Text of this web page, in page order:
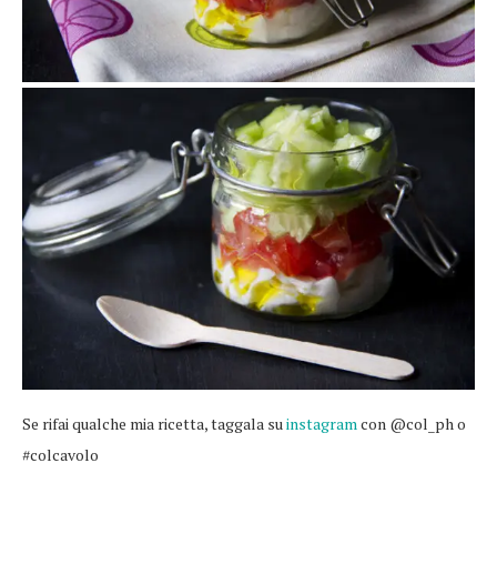
Se rifai qualche mia ricetta, taggala su instagram con @col_ph o
#colcavolo